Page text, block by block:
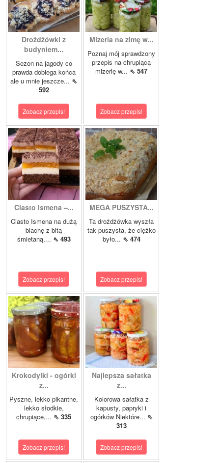
Drożdżówki z
budyniem...
Sezon na jagody co
prawda dobiega końca
ale u mnie jeszcze... ⇖
592
Zobacz przepis!
Mizeria na zimę w...
Poznaj mój sprawdzony
przepis na chrupiącą
mizerię w... ⇖ 547
Zobacz przepis!
Ciasto Ismena –...
Ciasto Ismena na dużą
blachę z bitą
śmietaną,... ⇖ 493
Zobacz przepis!
MEGA PUSZYSTA...
Ta drożdżówka wyszła
tak puszysta, że ciężko
było... ⇖ 474
Zobacz przepis!
Krokodylki - ogórki
z...
Pyszne, lekko pikantne,
lekko słodkie,
chrupiące,... ⇖ 335
Zobacz przepis!
Najlepsza sałatka
z...
Kolorowa sałatka z
kapusty, papryki i
ogórków Niektóre... ⇖
313
Zobacz przepis!